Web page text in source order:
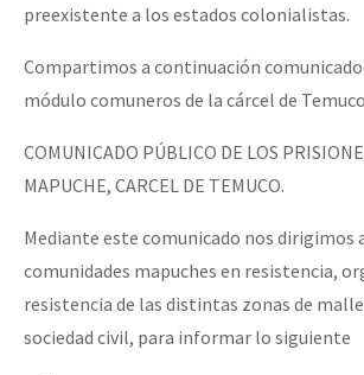
preexistente a los estados colonialistas.
Compartimos a continuación
módulo comuneros de la cárcel de
COMUNICADO PÚBLICO DE LOS
MAPUCHE, CARCEL DE TEMUCO.
Mediante este comunicado nos dirigimos
comunidades mapuches en resistencia,
resistencia de las distintas zonas de
sociedad civil, para informar lo siguiente